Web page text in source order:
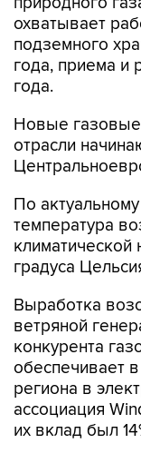
охватывает
подземного
года, приема и
года.
Новые газовые
отрасли
По
температура
климатической
градуса
Выработка
ветряной
конкурента
обеспечивает
региона в
ассоциация
их вклад был